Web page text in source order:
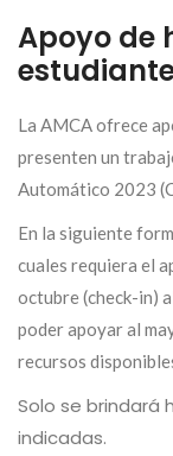
Apoyo de
La AMCA ofrece
presenten un
Automático 2023
En la siguiente
cuales requiera el
octubre (check-in)
poder apoyar al
recursos
Solo se brindará
indicadas.